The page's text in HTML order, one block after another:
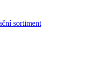
sortiment